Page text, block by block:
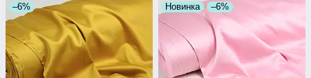
–6% Новинка –6%